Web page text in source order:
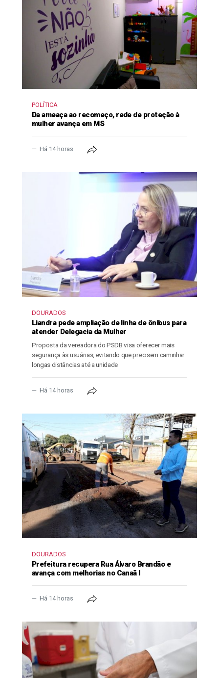
POLÍTICA
Da ameaça ao recomeço, rede de proteção à
mulher avança em MS
Há 14 horas
DOURADOS
Liandra pede ampliação de linha de ônibus para
atender Delegacia da Mulher
Proposta da vereadora do PSDB visa oferecer mais
segurança às usuárias, evitando que precisem caminhar
longas distâncias até a unidade
Há 14 horas
DOURADOS
Prefeitura recupera Rua Álvaro Brandão e
avança com melhorias no Canaã I
Há 14 horas